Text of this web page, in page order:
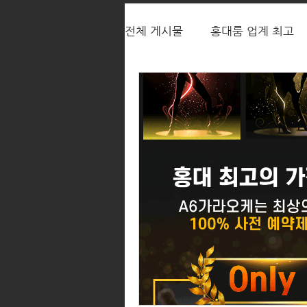
전체 게시물 홍대룸 업계 최고